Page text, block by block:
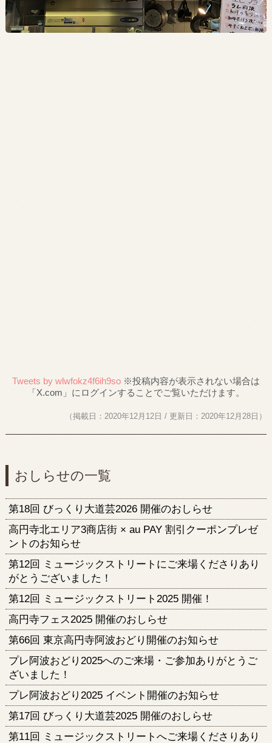
Tweets by wlwfokz4f6ih9so
（掲載日：2020年12月12日 / 更新日：2020年12月28日）
おしらせの一覧
第18回 びっくり大道芸2026 開催のおしらせ
高円寺北エリア3商店街 × au PAY 割引クーポンプレゼ
ントのお知らせ
第12回 ミュージックストリートにご来場くださりあり
がとうございました！
第12回 ミュージックストリート2025 開催！
高円寺フェス2025 開催のおしらせ
第66回 東京高円寺阿波おどり開催のお知らせ
プレ阿波おどり2025へのご来場・ご参加ありがとうご
ざいました！
プレ阿波おどり2025 イベント開催のお知らせ
第17回 びっくり大道芸2025 開催のおしらせ
第11回 ミュージックストリートへご来場くださりあり